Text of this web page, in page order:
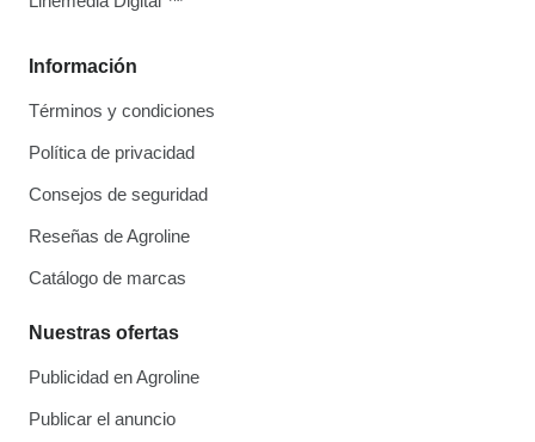
Información
Términos y condiciones
Política de privacidad
Consejos de seguridad
Reseñas de Agroline
Catálogo de marcas
Nuestras ofertas
Publicidad en Agroline
Publicar el anuncio